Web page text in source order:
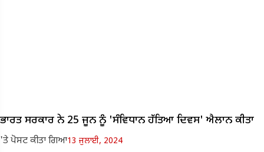
ਭਾਰਤ ਸਰਕਾਰ ਨੇ 25 ਜੂਨ ਨੂੰ 'ਸੰਵਿਧਾਨ ਹੱਤਿਆ ਦਿਵਸ' ਐਲਾਨ ਕੀਤਾ
'ਤੇ ਪੋਸਟ ਕੀਤਾ ਗਿਆ13 ਜੁਲਾਈ, 2024